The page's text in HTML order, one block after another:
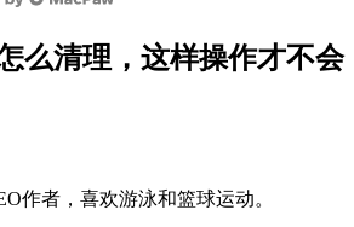
么清理，这样操作才不会
作者，喜欢游泳和篮球运动。